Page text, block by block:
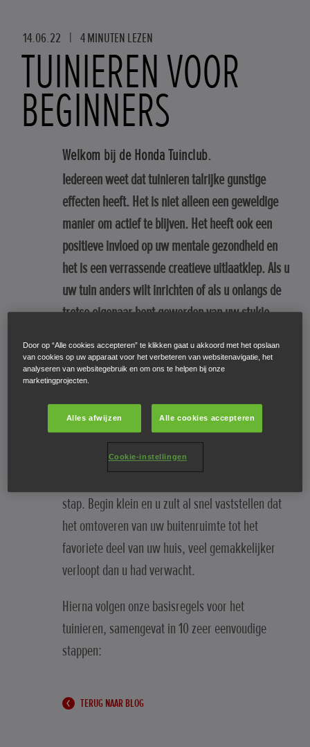
14.06.22 | 4 MINUTEN LEZEN
TUINIEREN VOOR
BEGINNERS
Welkom bij de Honda Tuinclub.
Iedereen weet dat tuinieren talrijke gunstige
effecten heeft. Het is niet alleen een geweldige
manier om actief te blijven. Het heeft ook een
positieve invloed op uw mentale gezondheid en
het is een verrassende creatieve uitlaatklep. Als u
uw tuin anders wilt inrichten of als u onlangs de
trotse eigenaar bent geworden van uw stukje
deskundig advies om u op weg te helpen.
stukje gras of met een weerbarstig bloembed het
soms moeilijk maakt om te weten waar u nu best
begint. Laat u echter niet in de war brengen door
stap. Begin klein en u zult al snel vaststellen dat
het omtoveren van uw buitenruimte tot het
favoriete deel van uw huis, veel gemakkelijker
verloopt dan u had verwacht.
Hierna volgen onze basisregels voor het
tuinieren, samengevat in 10 zeer eenvoudige
stappen:
TERUG NAAR BLOG
Door op “Alle cookies accepteren” te klikken gaat u akkoord met het opslaan
van cookies op uw apparaat voor het verbeteren van websitenavigatie, het
analyseren van websitegebruik en om ons te helpen bij onze
marketingprojecten.
Alles afwijzen Alle cookies accepteren
Cookie-instellingen